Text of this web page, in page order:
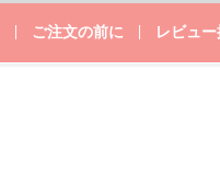
ご注文の前に レビュ